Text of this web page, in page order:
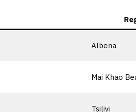
Albena
Mai Khao
Tsilivi